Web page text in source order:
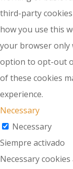
third-party
how you use this
your browser only
option to opt-out
of these cookies
experience.
Necessary
Necessary
Siempre activado
Necessary